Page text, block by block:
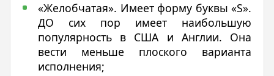
«Желобчатая». Имеет форму буквы «S».
ДО сих пор имеет наибольшую
популярность в США и Англии. Она
вести меньше плоского варианта
исполнения;